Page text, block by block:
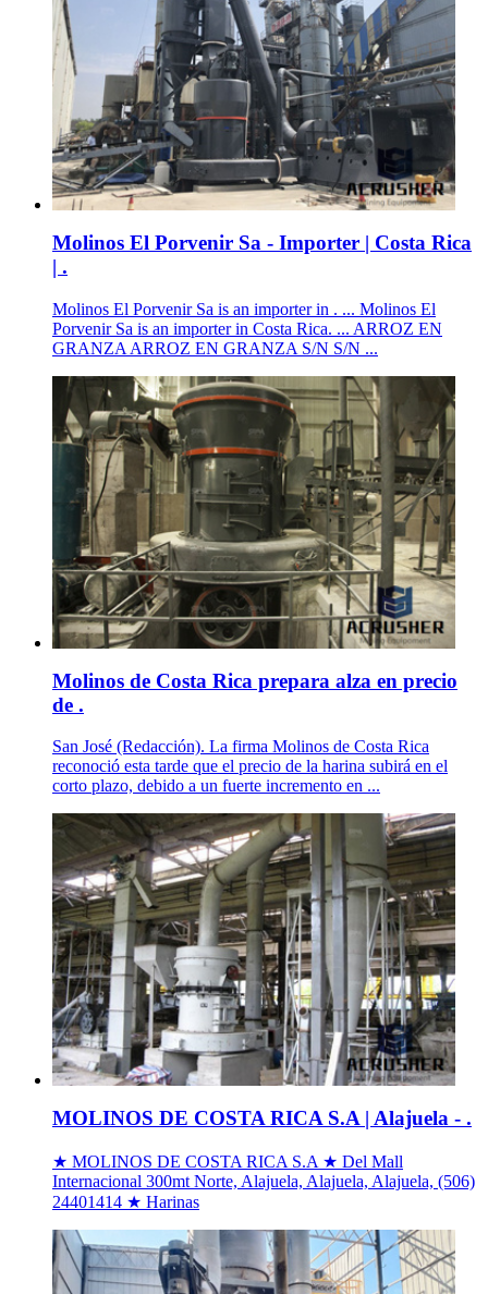
Molinos El Porvenir Sa - Importer | Costa Rica
| .
Molinos El Porvenir Sa is an importer in . ... Molinos El
Porvenir Sa is an importer in Costa Rica. ... ARROZ EN
GRANZA ARROZ EN GRANZA S/N S/N ...
Molinos de Costa Rica prepara alza en precio
de .
San José (Redacción). La firma Molinos de Costa Rica
reconoció esta tarde que el precio de la harina subirá en el
corto plazo, debido a un fuerte incremento en ...
MOLINOS DE COSTA RICA S.A | Alajuela - .
★ MOLINOS DE COSTA RICA S.A ★ Del Mall
Internacional 300mt Norte, Alajuela, Alajuela, Alajuela, (506)
24401414 ★ Harinas